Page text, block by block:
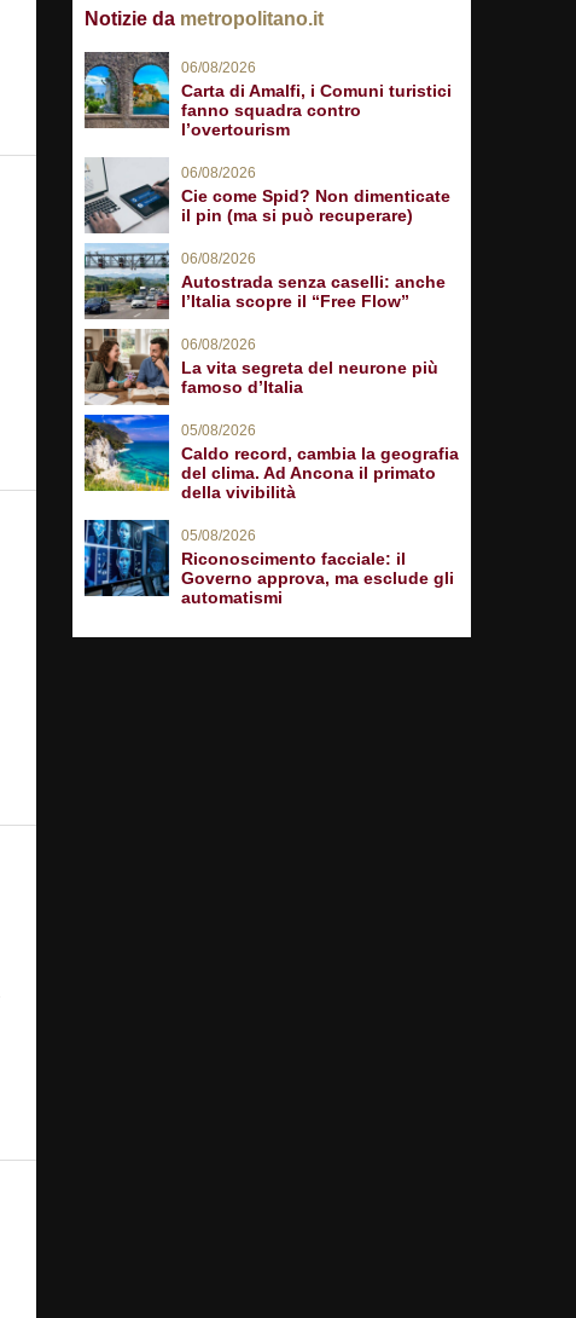
Notizie da metropolitano.it
06/08/2026
Carta di Amalfi, i Comuni turistici
fanno squadra contro
l’overtourism
06/08/2026
Cie come Spid? Non dimenticate
il pin (ma si può recuperare)
06/08/2026
Autostrada senza caselli: anche
l’Italia scopre il “Free Flow”
06/08/2026
La vita segreta del neurone più
famoso d’Italia
05/08/2026
Caldo record, cambia la geografia
del clima. Ad Ancona il primato
della vivibilità
05/08/2026
Riconoscimento facciale: il
Governo approva, ma esclude gli
automatismi